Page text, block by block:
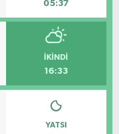
05:37
İKINDI
16:33
YATSI